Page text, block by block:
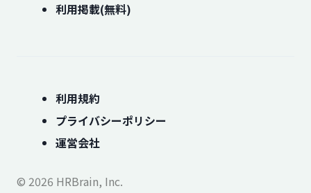
利用掲載(無料)
利用規約
プライバシーポリシー
運営会社
© 2026 HRBrain, Inc.